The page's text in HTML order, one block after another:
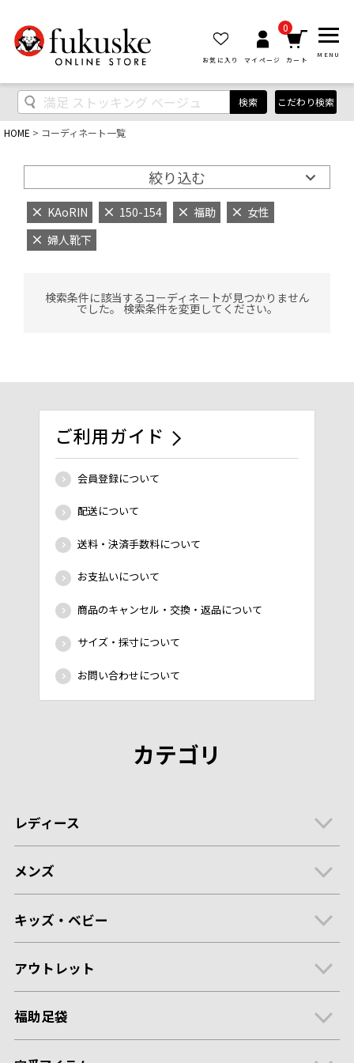
お気に入り マイページ
0
カート
MENU
検索 こだわり検索
HOME コーディネート一覧
絞り込む
KAoRIN 150-154 福助
女性
婦人靴下
検索条件に該当するコーディネートが見つかりません
でした。 検索条件を変更してください。
ご利用ガイド
会員登録について
配送について
送料・決済手数料について
お支払いについて
商品のキャンセル・交換・返品について
サイズ・採寸について
お問い合わせについて
カテゴリ
レディース
メンズ
キッズ・ベビー
アウトレット
福助足袋